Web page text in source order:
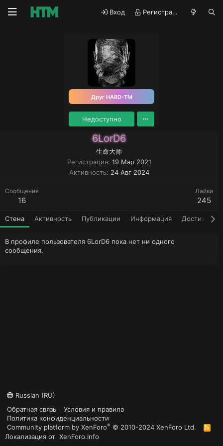
Вход Регистрация
Друг HARD-TM
Недоступно
6LorD6
生命大师
Регистрация 19 Мар 2021
Активность 24 Авг 2024
Сообщения
16
Лайки
245
Стена Активность Публикации Информация Достижения
В профиле пользователя 6LorD6 пока нет ни одного
сообщения.
Russian (RU)
Обратная связь
Условия и правила
Политика конфиденциальности
Community platform by XenForo® © 2010-2024 XenForo Ltd.
R
S
Локализация от XenForo.Info